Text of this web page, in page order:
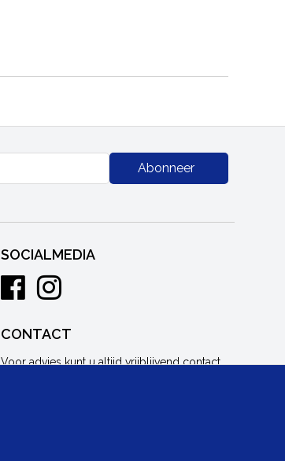
Abonneer
SOCIALMEDIA
CONTACT
Voor advies kunt u altijd vrijblijvend contact